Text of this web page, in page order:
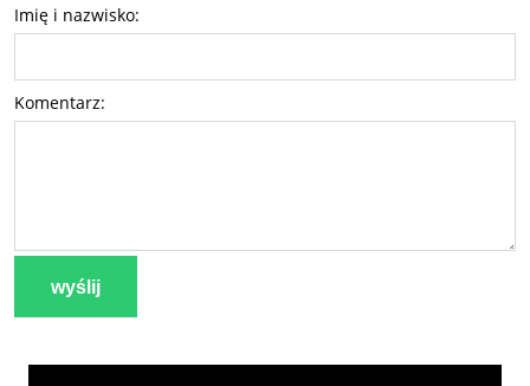
Imię i nazwisko:
Komentarz:
wyślij